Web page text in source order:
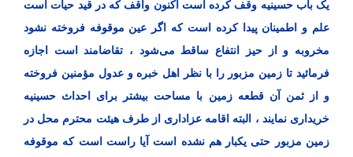
یک باب حسینیه وقف کرده است اکنون واقف که در قید حیات است
علم و اطمینان پیدا کرده است که اگر عین موقوفه فروخته نشود
مخروبه و از حیز انتفاع ساقط می‌شود ، تقاضامند است اجازه
فرمائید تا زمین مزبور را با نظر اهل خبره و عدول مؤمنین فروخته
و از ثمن آن قطعه زمین با مساحت بیشتر برای احداث حسینیه
خریداری نمایند ، البته اقامه عزاداری از طرف هیئت محترم محل در
زمین مزبور حتی یکبار هم نشده است آیا راست است که موقوفه